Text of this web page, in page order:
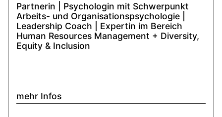
Partnerin | Psychologin mit Schwerpunkt
Arbeits- und Organisationspsychologie |
Leadership Coach | Expertin im Bereich
Human Resources Management + Diversity,
Equity & Inclusion
mehr Infos